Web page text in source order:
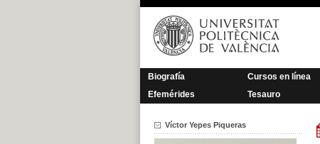
Saltar
contenido
Biografía Cursos en línea
Efemérides
Tesauro
Víctor Yepes Piqueras